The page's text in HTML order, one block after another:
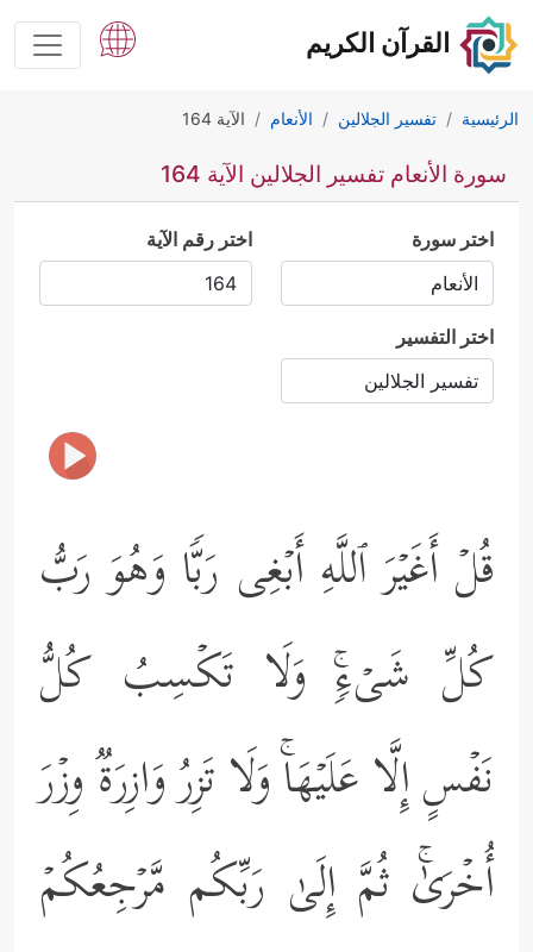
القرآن الكريم
الرئيسية تفسير الجلالين الأنعام الآية 164
سورة الأنعام تفسير الجلالين الآية 164
اختر سورة اختر رقم الآية
اختر التفسير
قُلۡ أَغَیۡرَ ٱللَّهِ أَبۡغِی رَبࣰّا وَهُوَ رَبُّ
كُلِّ شَیۡءࣲۚ وَلَا تَكۡسِبُ كُلُّ
نَفۡسٍ إِلَّا عَلَیۡهَاۚ وَلَا تَزِرُ وَازِرَةࣱ وِزۡرَ
أُخۡرَىٰۚ ثُمَّ إِلَىٰ رَبِّكُم مَّرۡجِعُكُمۡ